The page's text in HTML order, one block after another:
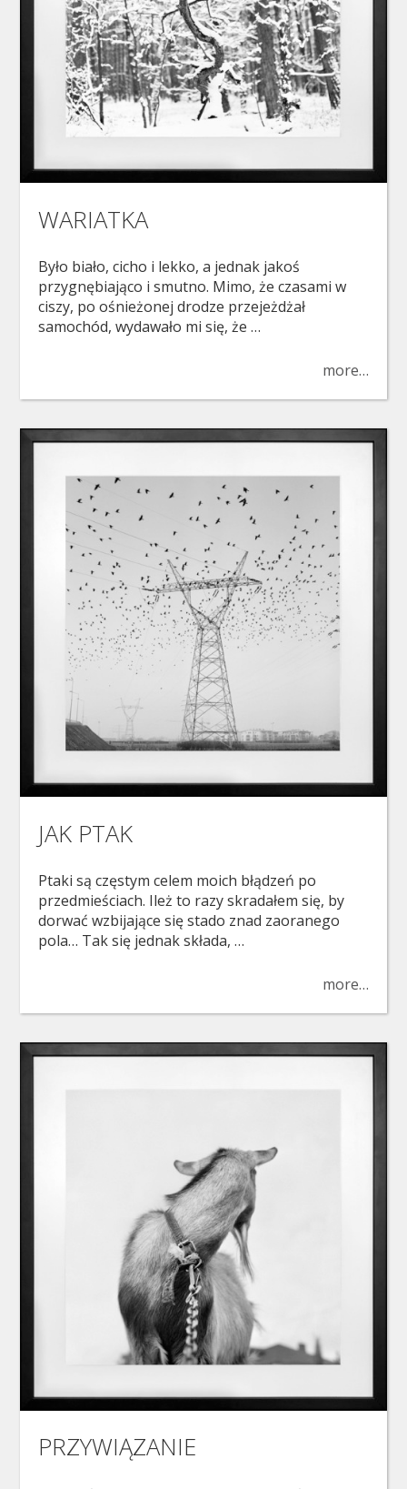
WARIATKA
Było biało, cicho i lekko, a jednak jakoś
przygnębiająco i smutno. Mimo, że czasami w
ciszy, po ośnieżonej drodze przejeżdżał
samochód, wydawało mi się, że …
more…
JAK PTAK
Ptaki są częstym celem moich błądzeń po
przedmieściach. Ileż to razy skradałem się, by
dorwać wzbijające się stado znad zaoranego
pola… Tak się jednak składa, …
more…
PRZYWIĄZANIE